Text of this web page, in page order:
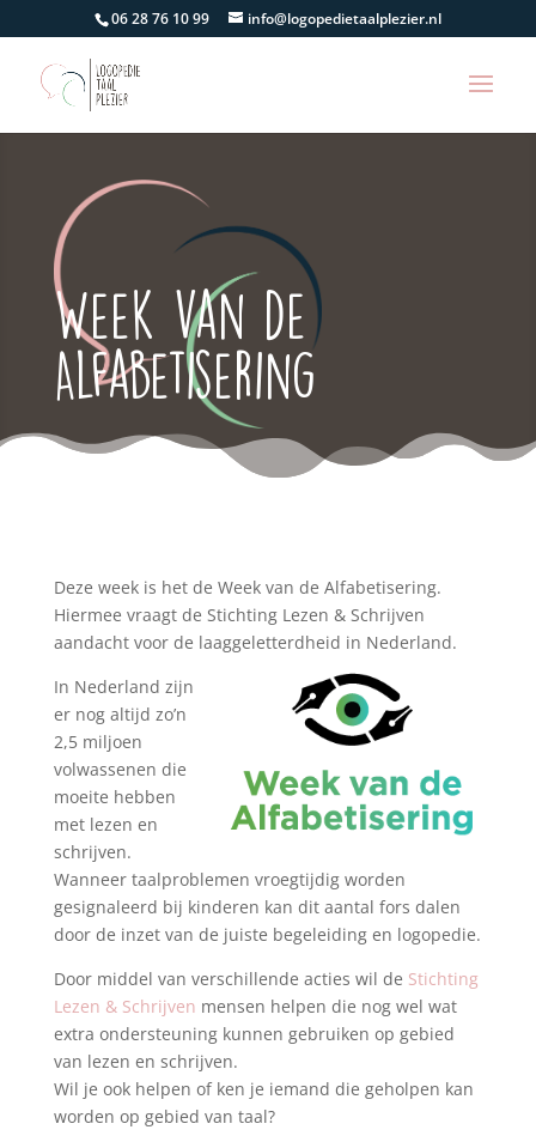
06 28 76 10 99 info@logopedietaalplezier.nl
Week van de
Alfabetisering
Deze week is het de Week van de Alfabetisering.
Hiermee vraagt de Stichting Lezen & Schrijven
aandacht voor de laaggeletterdheid in Nederland.
In Nederland zijn
er nog altijd zo’n
2,5 miljoen
volwassenen die
moeite hebben
met lezen en
schrijven.
Wanneer taalproblemen vroegtijdig worden
gesignaleerd bij kinderen kan dit aantal fors dalen
door de inzet van de juiste begeleiding en logopedie.
Door middel van verschillende acties wil de Stichting
Lezen & Schrijven mensen helpen die nog wel wat
extra ondersteuning kunnen gebruiken op gebied
van lezen en schrijven.
Wil je ook helpen of ken je iemand die geholpen kan
worden op gebied van taal?